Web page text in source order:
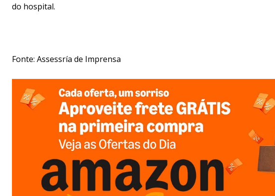
do hospital.
Fonte: Assessría de Imprensa